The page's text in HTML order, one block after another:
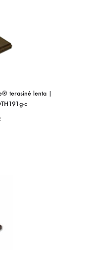
terasinė lenta |
c